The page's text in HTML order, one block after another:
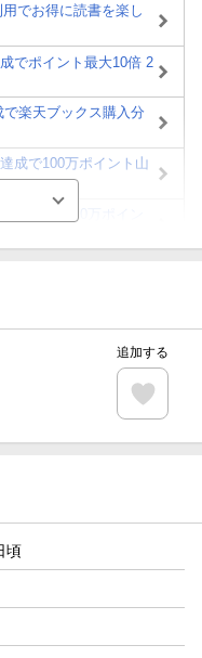
でお得に読書を楽し
でポイント最大10倍 2
で楽天ブックス購入分
成で100万ポイント山
貸切公演ペアチケット
オリジナルきんちゃく
追加する
頃